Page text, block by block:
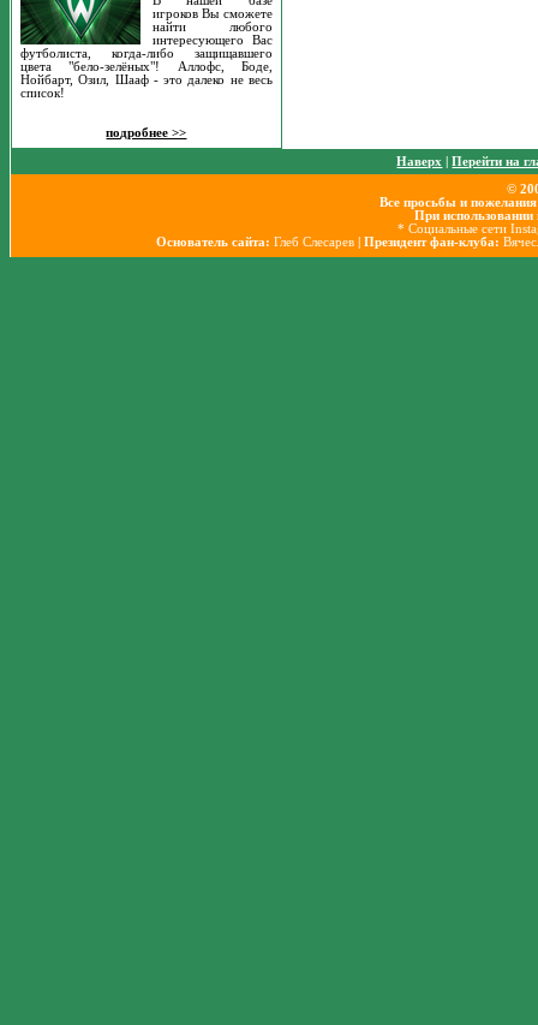
игроков Вы сможете
найти любого
интересующего Вас
футболиста, когда-либо защищавшего
цвета "бело-зелёных"! Аллофс, Боде,
Нойбарт, Озил, Шааф - это далеко не весь
список!
подробнее >>
Наверх |Перейти на
©
Все просьбы и
При использовании
* Социальные сети
Основатель сайта: Глеб Слесарев | Президент фан-клуба: